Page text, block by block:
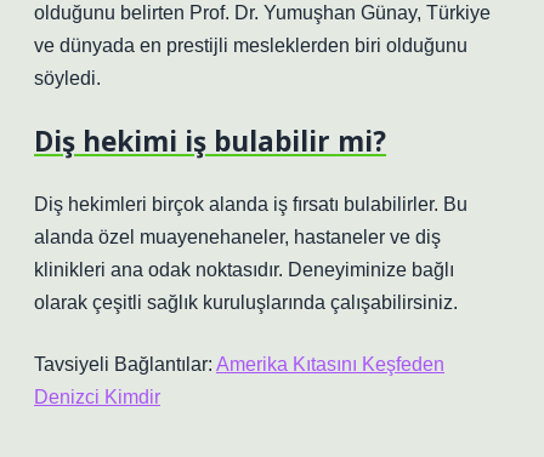
olduğunu belirten Prof. Dr. Yumuşhan Günay, Türkiye
ve dünyada en prestijli mesleklerden biri olduğunu
söyledi.
Diş hekimi iş bulabilir mi?
Diş hekimleri birçok alanda iş fırsatı bulabilirler. Bu
alanda özel muayenehaneler, hastaneler ve diş
klinikleri ana odak noktasıdır. Deneyiminize bağlı
olarak çeşitli sağlık kuruluşlarında çalışabilirsiniz.
Tavsiyeli Bağlantılar: Amerika Kıtasını Keşfeden
Denizci Kimdir